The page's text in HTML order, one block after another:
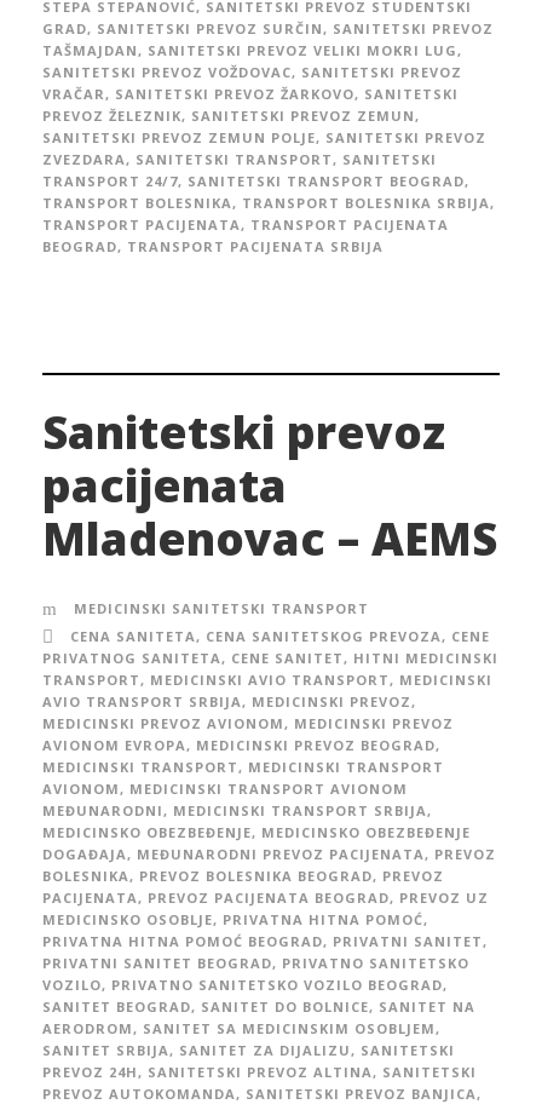
STEPA STEPANOVIĆ, SANITETSKI PREVOZ STUDENTSKI
GRAD, SANITETSKI PREVOZ SURČIN, SANITETSKI PREVOZ
TAŠMAJDAN, SANITETSKI PREVOZ VELIKI MOKRI LUG,
SANITETSKI PREVOZ VOŽDOVAC, SANITETSKI PREVOZ
VRAČAR, SANITETSKI PREVOZ ŽARKOVO, SANITETSKI
PREVOZ ŽELEZNIK, SANITETSKI PREVOZ ZEMUN,
SANITETSKI PREVOZ ZEMUN POLJE, SANITETSKI PREVOZ
ZVEZDARA, SANITETSKI TRANSPORT, SANITETSKI
TRANSPORT 24/7, SANITETSKI TRANSPORT BEOGRAD,
TRANSPORT BOLESNIKA, TRANSPORT BOLESNIKA SRBIJA,
TRANSPORT PACIJENATA, TRANSPORT PACIJENATA
BEOGRAD, TRANSPORT PACIJENATA SRBIJA
Sanitetski prevoz
pacijenata
Mladenovac – AEMS
MEDICINSKI SANITETSKI TRANSPORT
CENA SANITETA , CENA SANITETSKOG PREVOZA , CENE
PRIVATNOG SANITETA , CENE SANITET , HITNI MEDICINSKI
TRANSPORT , MEDICINSKI AVIO TRANSPORT , MEDICINSKI
AVIO TRANSPORT SRBIJA , MEDICINSKI PREVOZ ,
MEDICINSKI PREVOZ AVIONOM , MEDICINSKI PREVOZ
AVIONOM EVROPA , MEDICINSKI PREVOZ BEOGRAD,
MEDICINSKI TRANSPORT , MEDICINSKI TRANSPORT
AVIONOM , MEDICINSKI TRANSPORT AVIONOM
MEĐUNARODNI , MEDICINSKI TRANSPORT SRBIJA ,
MEDICINSKO OBEZBEĐENJE, MEDICINSKO OBEZBEĐENJE
DOGAĐAJA , MEĐUNARODNI PREVOZ PACIJENATA , PREVOZ
BOLESNIKA , PREVOZ BOLESNIKA BEOGRAD, PREVOZ
PACIJENATA , PREVOZ PACIJENATA BEOGRAD, PREVOZ UZ
MEDICINSKO OSOBLJE, PRIVATNA HITNA POMOĆ,
PRIVATNA HITNA POMOĆ BEOGRAD, PRIVATNI SANITET ,
PRIVATNI SANITET BEOGRAD, PRIVATNO SANITETSKO
VOZILO, PRIVATNO SANITETSKO VOZILO BEOGRAD,
SANITET BEOGRAD, SANITET DO BOLNICE, SANITET NA
AERODROM , SANITET SA MEDICINSKIM OSOBLJEM ,
SANITET SRBIJA , SANITET ZA DIJALIZU , SANITETSKI
PREVOZ 24H , SANITETSKI PREVOZ ALTINA , SANITETSKI
PREVOZ AUTOKOMANDA , SANITETSKI PREVOZ BANJICA ,